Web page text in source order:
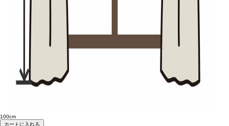
100cm
カートに入れる